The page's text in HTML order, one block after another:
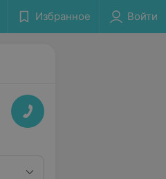
Избранное Войти